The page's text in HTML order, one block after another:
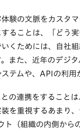
験の文脈をカスタ
ることは、「どう
くためには、自社
また、近年のデジ
テムや、APIの利用
の連携をすること
を重視するあまり
（組織の内側から